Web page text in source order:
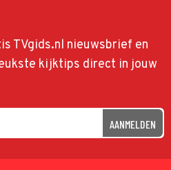
TVgids.nl nieuwsbrief en
kijktips direct in jouw
AANMELDEN